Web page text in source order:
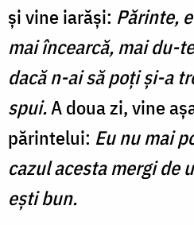
și vine iarăși: Părinte,
mai încearcă, mai du-
dacă n-ai să poți și-a
spui.A doua zi, vine
părintelui: Eu nu mai
cazul acesta mergi de
ești bun.